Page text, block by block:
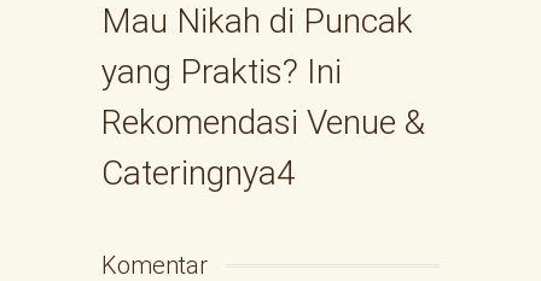
Mau Nikah di Puncak
yang Praktis? Ini
Rekomendasi Venue &
Cateringnya4
Komentar